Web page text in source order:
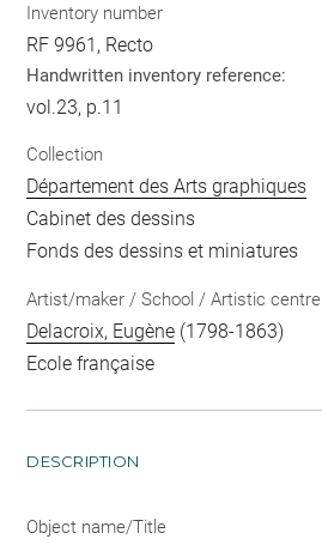
Inventory number
RF 9961, Recto
Handwritten inventory reference:
vol.23, p.11
Collection
Département des Arts graphiques
Cabinet des dessins
Fonds des dessins et miniatures
Artist/maker / School / Artistic centre
Delacroix, Eugène (1798-1863)
Ecole française
DESCRIPTION
Object name/Title